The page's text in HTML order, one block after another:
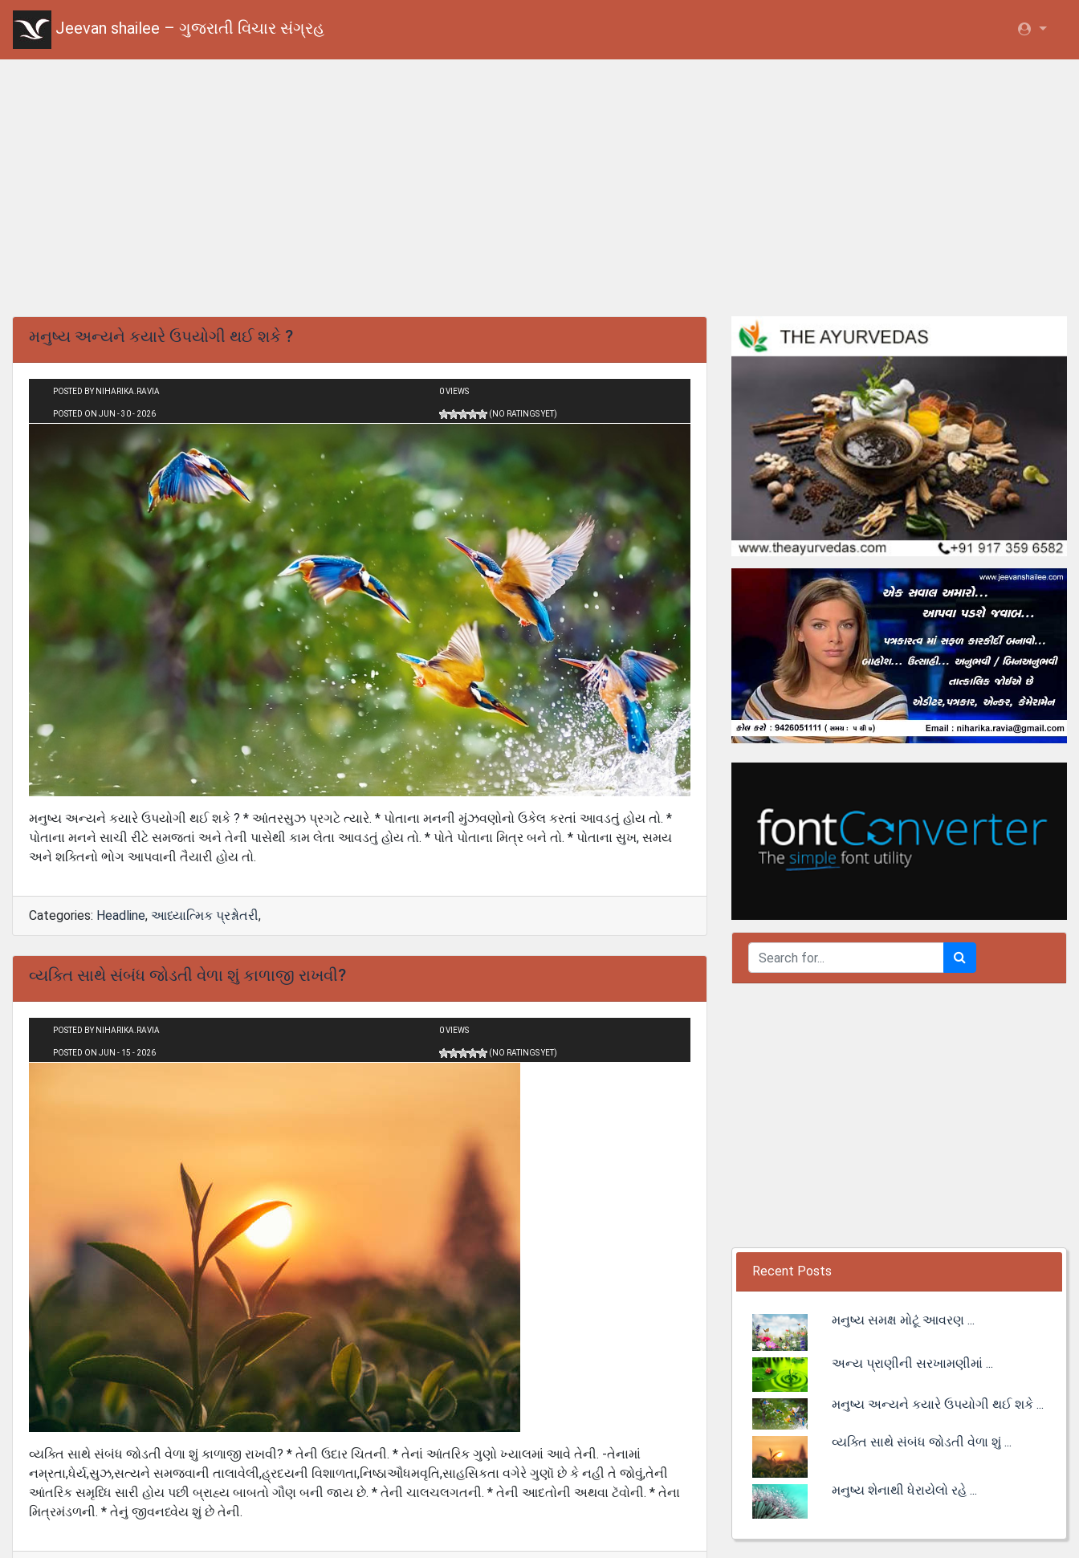
Jeevan shailee – ગુજરાતી વિચાર સંગ્રહ
મનુષ્ય અન્યને કયારે ઉપયોગી થઈ શકે ?
POSTED BY NIHARIKA.RAVIA
POSTED ON JUN - 30 - 2026
0 VIEWS
(NO RATINGS YET)
મનુષ્ય અન્યને કયારે ઉપયોગી થઈ શકે ? * આંતરસુઝ પ્રગટે ત્યારે. * પોતાના મનની મુંઝવણોનો ઉકેલ કરતાં આવડતું હોય તો. *
પોતાના મનને સાચી રીટે સમજતાં અને તેની પાસેથી કામ લેતા આવડતું હોય તો. * પોતે પોતાના મિત્ર બને તો. * પોતાના સુખ, સમય
અને શક્તિનો ભોગ આપવાની તૈયારી હોય તો.
Categories: Headline, આધ્યાત્મિક પ્રશ્નોતરી,
વ્યક્તિ સાથે સંબંધ જોડતી વેળા શું કાળાજી રાખવી?
POSTED BY NIHARIKA.RAVIA
POSTED ON JUN - 15 - 2026
0 VIEWS
(NO RATINGS YET)
વ્યક્તિ સાથે સંબંધ જોડતી વેળા શું કાળાજી રાખવી? * તેની ઉદાર ચિતની. * તેનાં આંતરિક ગુણો ખ્યાલમાં આવે તેની. -તેનામાં
નમ્રતા,ધેર્ય,સુઝ,સત્યને સમજવાની તાલાવેલી,હ્રદયની વિશાળતા,નિષ્ઠાઔધમવૃતિ,સાહસિકતા વગેરે ગુણૉ છે કે નહી તે જોવું,તેની
આંતરિક સમૃધ્ધિ સારી હોય પછી બ્રાહ્ય બાબતો ગૌણ બની જાય છે. * તેની ચાલચલગતની. * તેની આદતોની અથવા ટૅવોની. * તેના
મિત્રમંડળની. * તેનું જીવનધ્વેય શું છે તેની.
Recent Posts
મનુષ્ય સમક્ષ મોટૂં આવરણ ...
અન્ય પ્રાણીની સરખામણીમાં ...
મનુષ્ય અન્યને કયારે ઉપયોગી થઈ શકે ...
વ્યક્તિ સાથે સંબંધ જોડતી વેળા શું ...
મનુષ્ય શેનાથી ધેરાયેલો રહે ...